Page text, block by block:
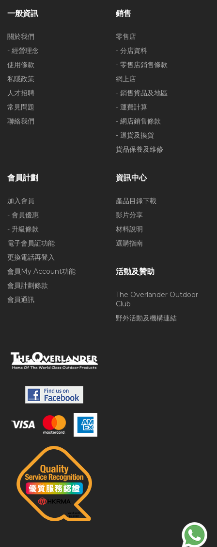
一般資訊
關於我們
- 經營理念
使用條款
私隱政策
人才招聘
常見問題
聯絡我們
銷售
零售店
- 分店資料
- 零售店銷售條款
網上店
- 銷售貨品及地區
- 運費計算
- 網店銷售條款
- 退貨及換貨
貨品保養及維修
會員計劃
加入會員
- 會員優惠
- 升級條款
電子會員証功能
更換電話再登入
會員My Account功能
會員計劃條款
會員通訊
資訊中心
產品目錄下載
影片分享
材料說明
選購指南
活動及贊助
The Overlander Outdoor
Club
野外活動及機構連結